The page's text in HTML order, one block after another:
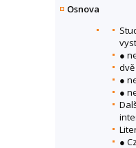
Osnova
●
●
●
●